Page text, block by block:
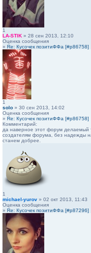
1
LA-STIK » 28 сен 2013, 12:10
Оценка сообщения
» Re: Кусочек позитиФФа [#p86758]
1
solo » 30 сен 2013, 14:02
Оценка сообщения
» Re: Кусочек позитиФФа [#p86758]
Комментарий:
да наверное этот форум делаемый
создателям форума, без надежды
станем добрее.
1
michael-yurov » 02 окт 2013, 11:43
Оценка сообщения
» Re: Кусочек позитиФФа [#p87296]